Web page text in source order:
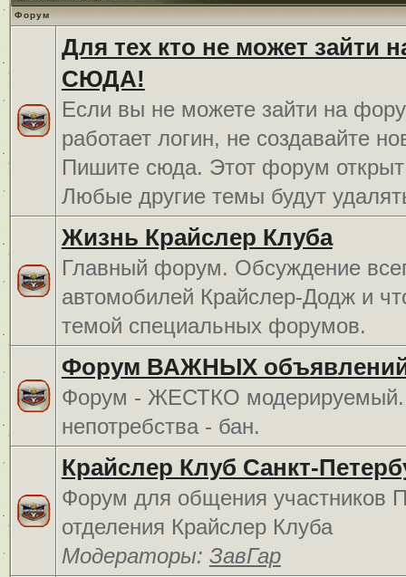
Форум
Для тех кто не может зайти
СЮДА!
Если вы не можете зайти на
работает логин, не создавайте
Пишите сюда. Этот форум открыт
Любые другие темы будут
Жизнь Крайслер Клуба
Главный форум. Обсуждение
автомобилей Крайслер-Додж и
темой специальных форумов.
Форум ВАЖНЫХ
Форум - ЖЕСТКО
непотребства - бан.
Крайслер Клуб Санкт-
Форум для общения участников
отделения Крайслер Клуба
Модераторы: ЗавГар